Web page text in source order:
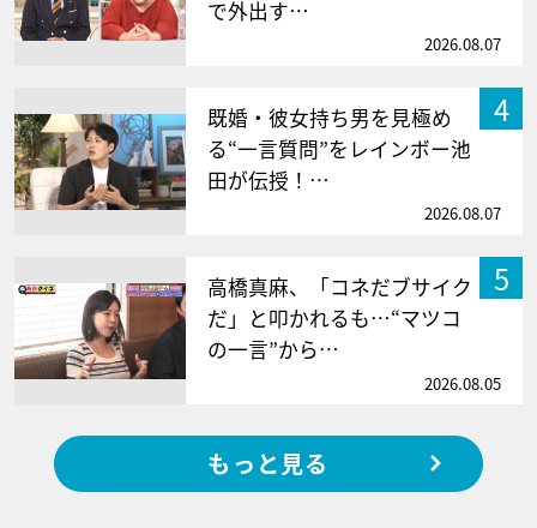
で外出す…
2026.08.07
4
既婚・彼女持ち男を見極め
る“一言質問”をレインボー池
田が伝授！…
2026.08.07
5
高橋真麻、「コネだブサイク
だ」と叩かれるも…“マツコ
の一言”から…
2026.08.05
もっと見る